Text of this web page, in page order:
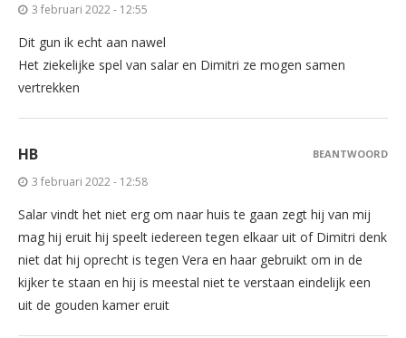
3 februari 2022 - 12:55
Dit gun ik echt aan nawel
Het ziekelijke spel van salar en Dimitri ze mogen samen
vertrekken
HB
3 februari 2022 - 12:58
Salar vindt het niet erg om naar huis te gaan zegt hij van mij
mag hij eruit hij speelt iedereen tegen elkaar uit of Dimitri denk
niet dat hij oprecht is tegen Vera en haar gebruikt om in de
kijker te staan en hij is meestal niet te verstaan eindelijk een
uit de gouden kamer eruit
BEANTWOORD